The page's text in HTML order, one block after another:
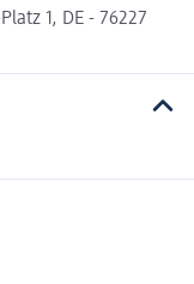
1, DE - 76227